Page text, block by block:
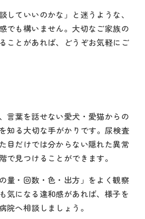
していいのかな」と迷うような、
でも構いません。大切なご家族の
ことがあれば、どうぞお気軽にご
言葉を話せない愛犬・愛猫からの
知る大切な手がかりです。尿検査
目だけでは分からない隠れた異常
で見つけることができます。
量・回数・色・出方」をよく観察
気になる違和感があれば、様子を
院へ相談しましょう。